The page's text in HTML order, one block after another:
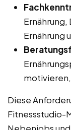
Ernährung
Diese
Fitnessstudio-